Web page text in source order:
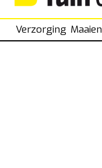
Verzorging Maaien